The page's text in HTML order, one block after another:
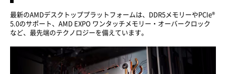
最新のAMDデスクトッププラットフォームは、DDR5メモリーやPCIe®
5.0のサポート、AMD EXPO ワンタッチメモリー・オーバークロック
など、最先端のテクノロジーを備えています。